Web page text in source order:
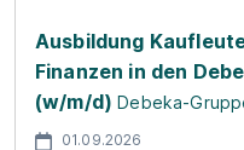
Ausbildung
Finanzen in den
(w/m/d)Debeka-
01.09.2026